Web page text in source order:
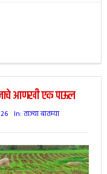
आणखी एक पाऊल
In: ताज्या बातम्या